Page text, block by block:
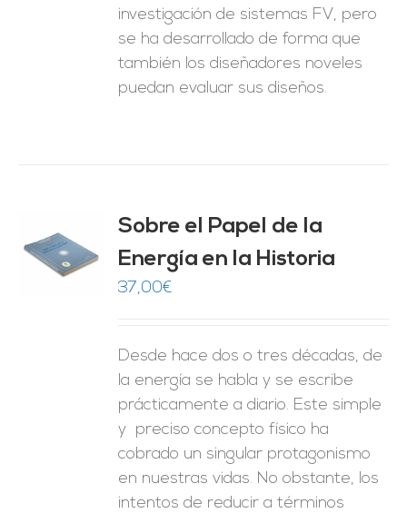
investigación de sistemas FV, pero
se ha desarrollado de forma que
también los diseñadores noveles
puedan evaluar sus diseños.
Sobre el Papel de la
Energía en la Historia
37,00€
Desde hace dos o tres décadas, de
la energía se habla y se escribe
prácticamente a diario. Este simple
y preciso concepto físico ha
cobrado un singular protagonismo
en nuestras vidas. No obstante, los
intentos de reducir a términos